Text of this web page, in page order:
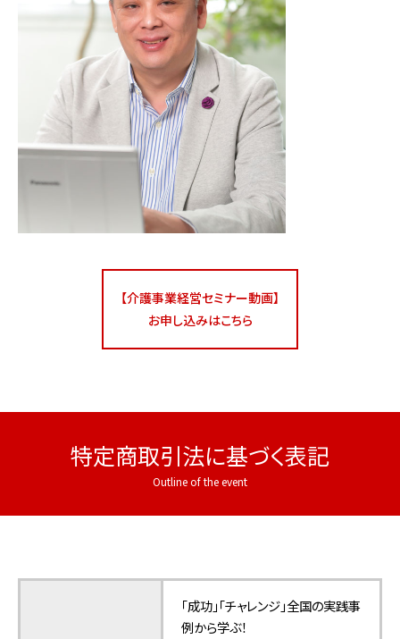
【介護事業経営セミナー動画】
お申し込みはこちら
特定商取引法に基づく表記
「成功」「チャレンジ」全国の実践事
例から学ぶ！